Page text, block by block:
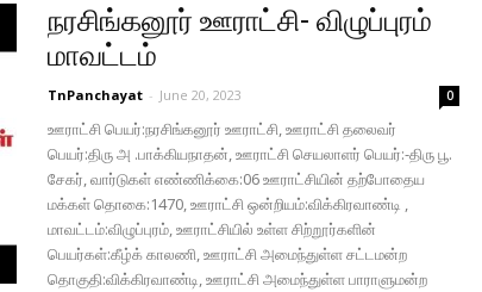
நரசிங்கனூர் ஊராட்சி- விழுப்புரம்
மாவட்டம்
TnPanchayat - June 20, 2023 0
ஊராட்சி பெயர்:நரசிங்கனூர் ஊராட்சி, ஊராட்சி தலைவர்
பெயர்:திரு அ .பாக்கியநாதன், ஊராட்சி செயலாளர் பெயர்:-திரு பூ.
சேகர், வார்டுகள் எண்ணிக்கை:06 ஊராட்சியின் தற்போதைய
மக்கள் தொகை:1470, ஊராட்சி ஒன்றியம்:விக்கிரவாண்டி ,
மாவட்டம்:விழுப்புரம், ஊராட்சியில் உள்ள சிற்றூர்களின்
பெயர்கள்:கீழ்க் காலணி, ஊராட்சி அமைந்துள்ள சட்டமன்ற
தொகுதி:விக்கிரவாண்டி, ஊராட்சி அமைந்துள்ள பாராளுமன்ற